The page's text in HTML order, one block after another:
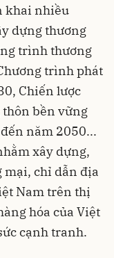
khai nhiều
dựng thương
trình thương
trình phát
Chiến lược
bền vững
năm 2050...
xây dựng,
mại, chỉ dẫn địa
Nam trên thị
hóa của Việt
cạnh tranh.